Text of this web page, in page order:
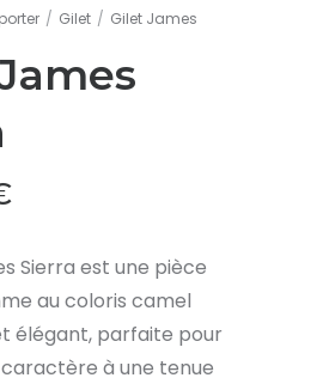
/ Gilet / Gilet James
Sierra est une pièce
au coloris camel
élégant, parfaite pour
à une tenue